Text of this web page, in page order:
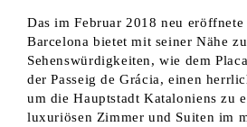
Das im Februar 2018 neu
Barcelona bietet mit seiner Nähe
Sehenswürdigkeiten, wie dem
der Passeig de Grácia, einen
um die Hauptstadt Kataloniens zu
luxuriösen Zimmer und Suiten im